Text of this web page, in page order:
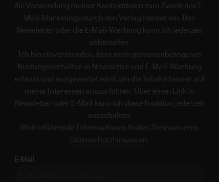
die Verwendung meiner Kontaktdaten zum Zweck des E-
Mail-Marketings durch den Verlag Herder ein. Den
Newsletter oder die E-Mail-Werbung kann ich jederzeit
abbestellen.
Ich bin einverstanden, dass mein personenbezogenes
Nutzungsverhalten in Newsletter und E-Mail-Werbung
erfasst und ausgewertet wird, um die Inhalte besser auf
meine Interessen auszurichten. Über einen Link in
Newsletter oder E-Mail kann ich diese Funktion jederzeit
ausschalten.
Weiterführende Informationen finden Sie in unseren
Datenschutzhinweisen .
E-Mail